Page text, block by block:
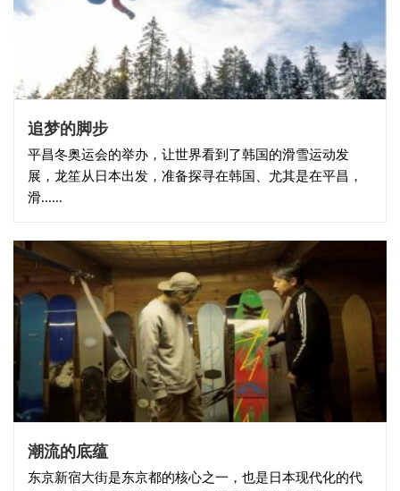
追梦的脚步
平昌冬奥运会的举办，让世界看到了韩国的滑雪运动发
展，龙笙从日本出发，准备探寻在韩国、尤其是在平昌，
滑......
潮流的底蕴
东京新宿大街是东京都的核心之一，也是日本现代化的代